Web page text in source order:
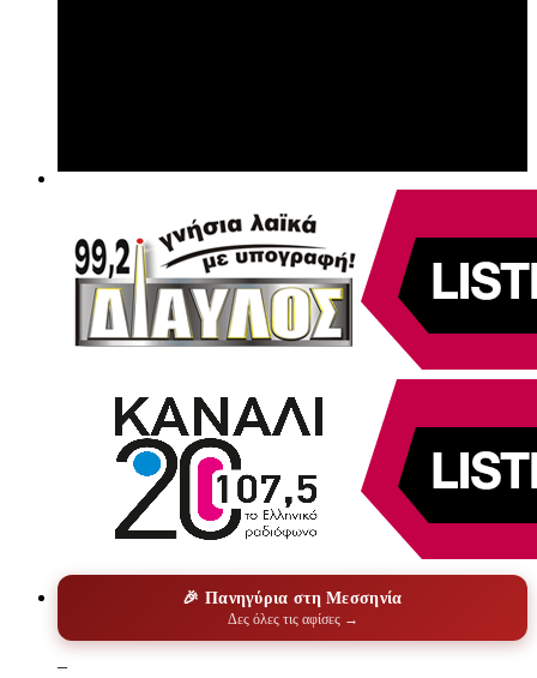
🎉 Πανηγύρια στη Μεσσηνία
Δες όλες τις αφίσες →
–